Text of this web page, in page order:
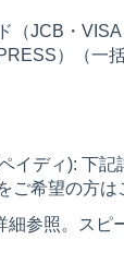
（JCB・VISA
）（一括
イディ): 下記
ご希望の方は
細参照。スピ